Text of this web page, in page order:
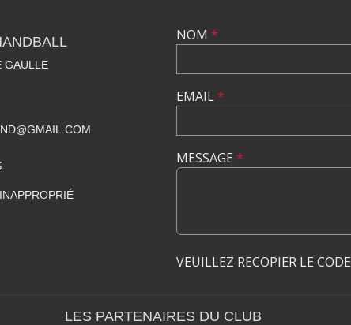
GAULLE
NOM *
EMAIL*
MESSAGE *
VEUILLEZ RECOPIER LE CODE
LES PARTENAIRES DU CLUB